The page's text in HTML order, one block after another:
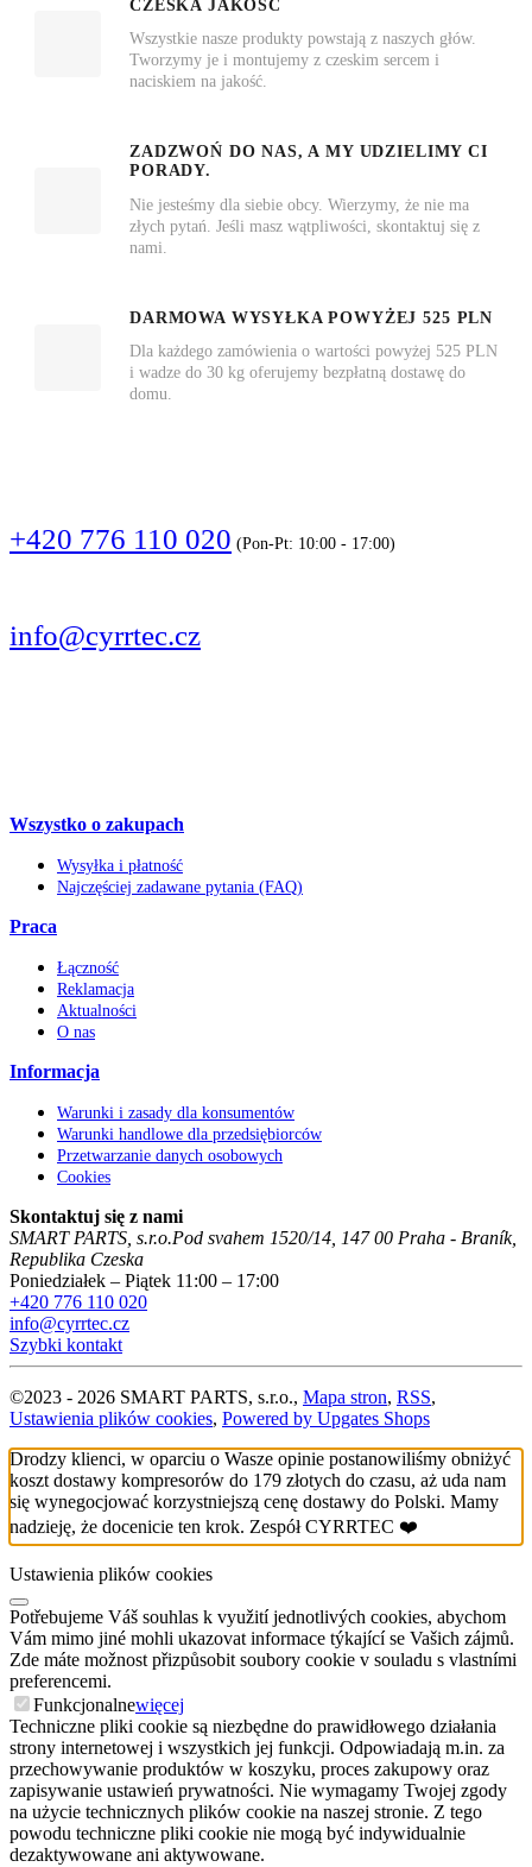
CZESKA JAKOŚĆ
Wszystkie nasze produkty powstają z naszych głów.
Tworzymy je i montujemy z czeskim sercem i
naciskiem na jakość.
ZADZWOŃ DO NAS, A MY UDZIELIMY CI
PORADY.
Nie jesteśmy dla siebie obcy. Wierzymy, że nie ma
złych pytań. Jeśli masz wątpliwości, skontaktuj się z
nami.
DARMOWA WYSYŁKA POWYŻEJ 525 PLN
Dla każdego zamówienia o wartości powyżej 525 PLN
i wadze do 30 kg oferujemy bezpłatną dostawę do
domu.
+420 776 110 020 (Pon-Pt: 10:00 - 17:00)
info@cyrrtec.cz
Wszystko o zakupach
Wysyłka i płatność
Najczęściej zadawane pytania (FAQ)
Praca
Łączność
Reklamacja
Aktualności
O nas
Informacja
Warunki i zasady dla konsumentów
Warunki handlowe dla przedsiębiorców
Przetwarzanie danych osobowych
Cookies
Skontaktuj się z nami
SMART PARTS, s.r.o.Pod svahem 1520/14, 147 00 Praha - Braník,
Republika Czeska
Poniedziałek – Piątek 11:00 – 17:00
+420 776 110 020
info@cyrrtec.cz
Szybki kontakt
©2023 - 2026 SMART PARTS, s.r.o., Mapa stron, RSS,
Ustawienia plików cookies, Powered by Upgates Shops
Drodzy klienci, w oparciu o Wasze opinie postanowiliśmy obniżyć
koszt dostawy kompresorów do 179 złotych do czasu, aż uda nam
się wynegocjować korzystniejszą cenę dostawy do Polski. Mamy
nadzieję, że docenicie ten krok. Zespół CYRRTEC ❤️
Ustawienia plików cookies
Potřebujeme Váš souhlas k využití jednotlivých cookies, abychom
Vám mimo jiné mohli ukazovat informace týkající se Vašich zájmů.
Zde máte možnost přizpůsobit soubory cookie v souladu s vlastními
preferencemi.
Funkcjonalnewięcej
Techniczne pliki cookie są niezbędne do prawidłowego działania
strony internetowej i wszystkich jej funkcji. Odpowiadają m.in. za
przechowywanie produktów w koszyku, proces zakupowy oraz
zapisywanie ustawień prywatności. Nie wymagamy Twojej zgody
na użycie technicznych plików cookie na naszej stronie. Z tego
powodu techniczne pliki cookie nie mogą być indywidualnie
dezaktywowane ani aktywowane.